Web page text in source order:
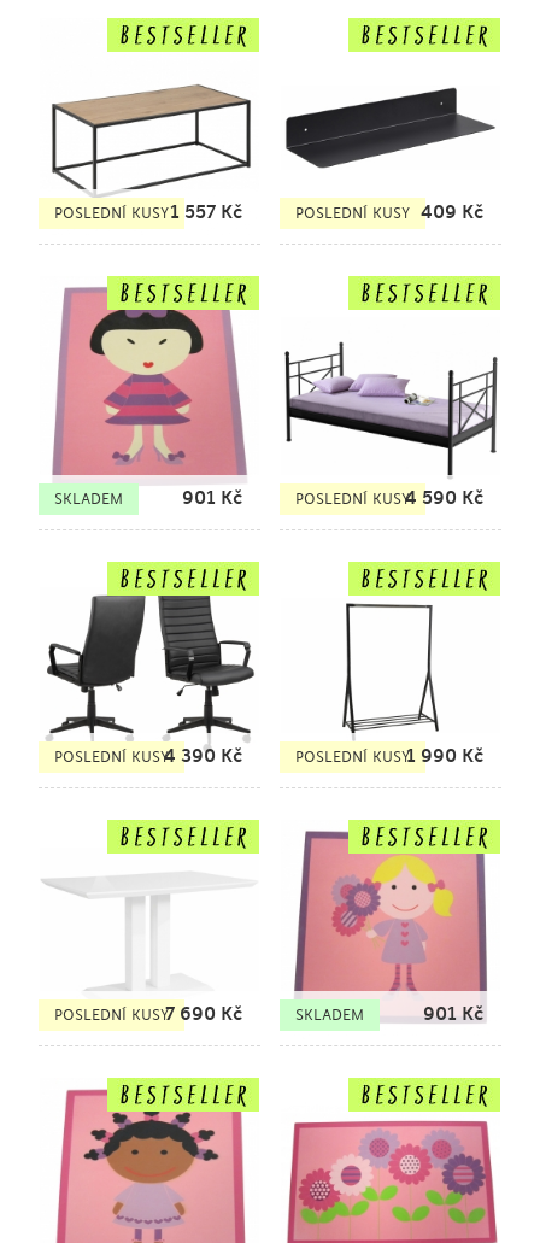
POSLEDNÍ KUSY1 557 Kč POSLEDNÍ KUSY 409 Kč
SKLADEM 901 Kč POSLEDNÍ KUSY4 590 Kč
POSLEDNÍ KUSY4 390 Kč POSLEDNÍ KUSY1 990 Kč
POSLEDNÍ KUSY7 690 Kč SKLADEM 901 Kč